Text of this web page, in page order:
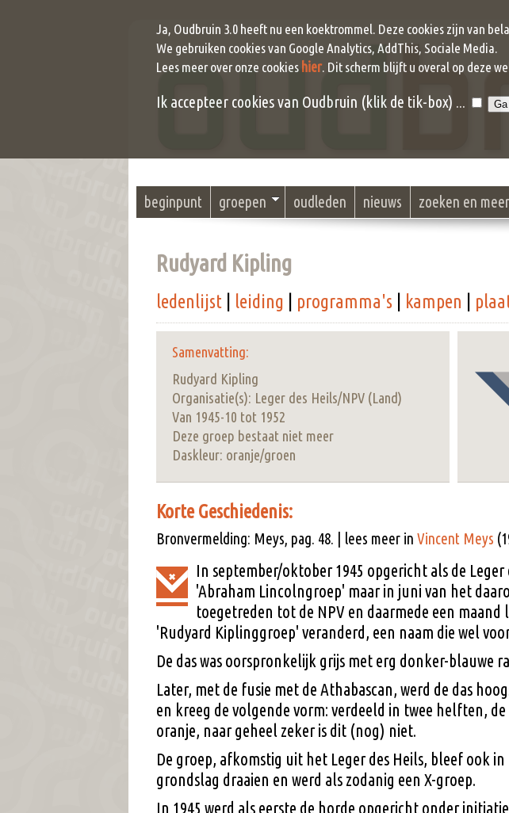
beginpunt groepen oudleden nieuws zoeken en meer
Rudyard Kipling
ledenlijst leiding programma's kampen
Samenvatting:
Rudyard Kipling
Organisatie(s): Leger des Heils/NPV (Land)
Van 1945-10 tot 1952
Deze groep bestaat niet meer
Daskleur: oranje/groen
Korte Geschiedenis:
Bronvermelding: Meys, pag. 48. | lees meer in Vincent Meys
In september/oktober 1945 opgericht als de Leger
'Abraham Lincolngroep' maar in juni van het
toegetreden tot de NPV en daarmede een maand
'Rudyard Kiplinggroep' veranderd, een naam die wel
De das was oorspronkelijk grijs met erg donker-blauwe
Later, met de fusie met de Athabascan, werd de das
en kreeg de volgende vorm: verdeeld in twee helften,
oranje, naar geheel zeker is dit (nog) niet.
De groep, afkomstig uit het Leger des Heils, bleef ook
grondslag draaien en werd als zodanig een X-groep.
In 1945 werd als eerste de horde opgericht onder
Ja, Oudbruin 3.0 heeft nu een koektrommel. Deze cookies zijn van
We gebruiken cookies van Google Analytics, AddThis, Sociale Media.
Lees meer over onze cookies hier. Dit scherm blijft u overal op deze
Ik accepteer cookies van Oudbruin (klik de tik-box) ...